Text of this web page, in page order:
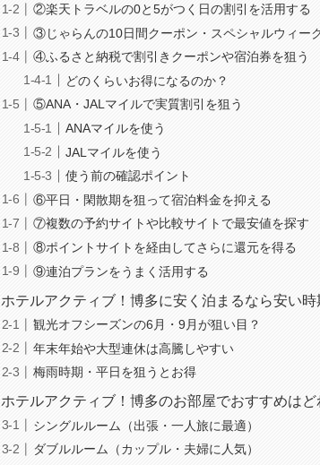
②楽天トラベルの0と5がつく日の割引を活用する
③じゃらんの10日間クーポン・スペシャルウィー
④ふるさと納税で割引きクーポンや宿泊券を狙う
どのくらいお得になるのか？
⑤ANA・JALマイルで実質割引を狙う
ANAマイルを使う
JALマイルを使う
使う前の確認ポイント
⑥平日・閑散期を狙って宿泊料金を抑える
⑦複数の予約サイトや比較サイトで最安値を探す
⑧ポイントサイトを経由してさらに還元を得る
⑨連泊プランをうまく活用する
ホテルアクティブ！博多に安く泊まるなら安い時
観光オフシーズンの6月・9月が狙い目？
年末年始や大型連休は高騰しやすい
梅雨時期・平日を狙うとお得
ホテルアクティブ！博多のお部屋でおすすめはど
シングルルーム（出張・一人旅に最適）
ダブルルーム（カップル・夫婦に人気）